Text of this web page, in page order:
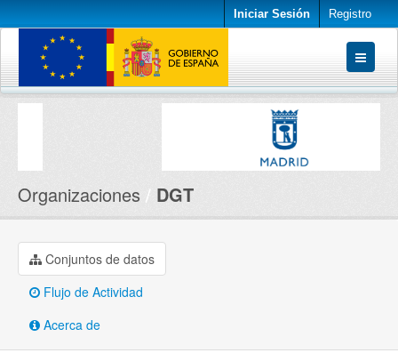
Iniciar Sesión Registro
Conjuntos de datos
Organizaciones DGT
Conjuntos de datos
Flujo de Actividad
Acerca de